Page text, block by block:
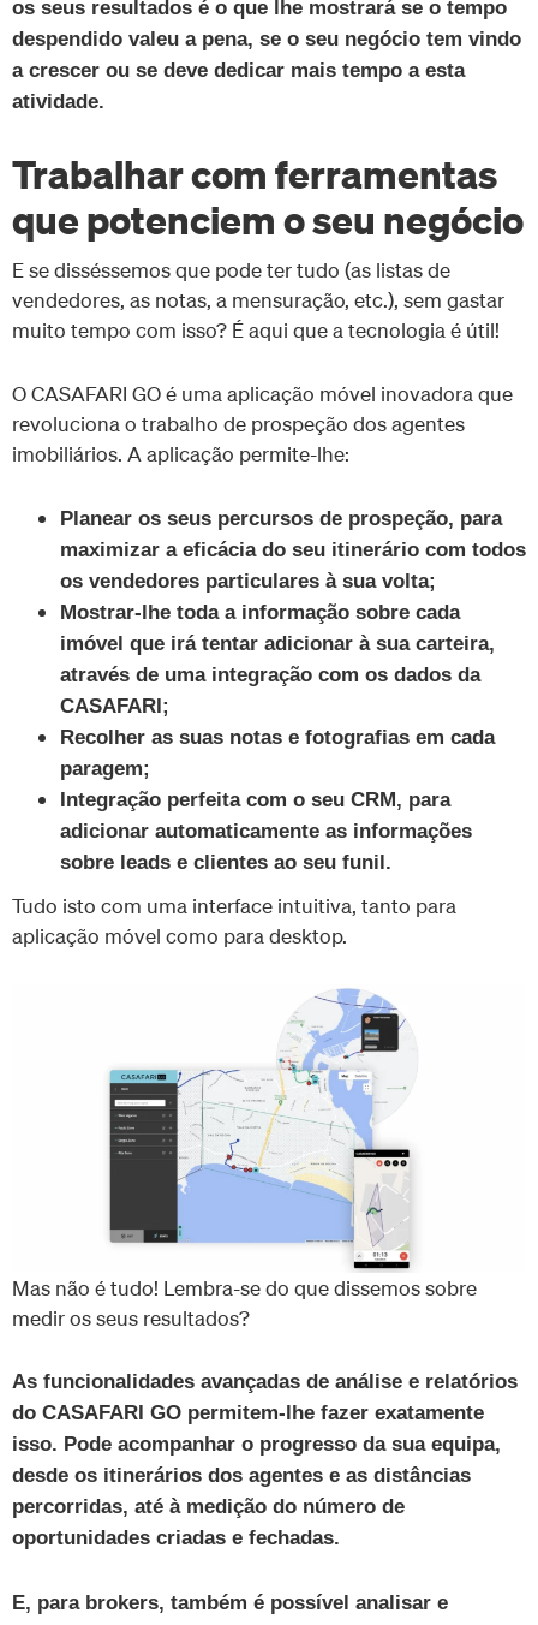
os seus resultados é o que lhe mostrará se o tempo
despendido valeu a pena, se o seu negócio tem vindo
a crescer ou se deve dedicar mais tempo a esta
atividade.
Trabalhar com ferramentas
que potenciem o seu negócio
E se disséssemos que pode ter tudo (as listas de
vendedores, as notas, a mensuração, etc.), sem gastar
muito tempo com isso? É aqui que a tecnologia é útil!
O CASAFARI GO é uma aplicação móvel inovadora que
revoluciona o trabalho de prospeção dos agentes
imobiliários. A aplicação permite-lhe:
Planear os seus percursos de prospeção, para
maximizar a eficácia do seu itinerário com todos
os vendedores particulares à sua volta;
Mostrar-lhe toda a informação sobre cada
imóvel que irá tentar adicionar à sua carteira,
através de uma integração com os dados da
CASAFARI;
Recolher as suas notas e fotografias em cada
paragem;
Integração perfeita com o seu CRM, para
adicionar automaticamente as informações
sobre leads e clientes ao seu funil.
Tudo isto com uma interface intuitiva, tanto para
aplicação móvel como para desktop.
Mas não é tudo! Lembra-se do que dissemos sobre
medir os seus resultados?
As funcionalidades avançadas de análise e relatórios
do CASAFARI GO permitem-lhe fazer exatamente
isso. Pode acompanhar o progresso da sua equipa,
desde os itinerários dos agentes e as distâncias
percorridas, até à medição do número de
oportunidades criadas e fechadas.
E, para brokers, também é possível analisar e